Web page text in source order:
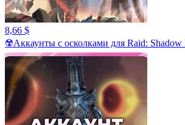
8,66 $
☢️Аккаунты с осколками для Raid: